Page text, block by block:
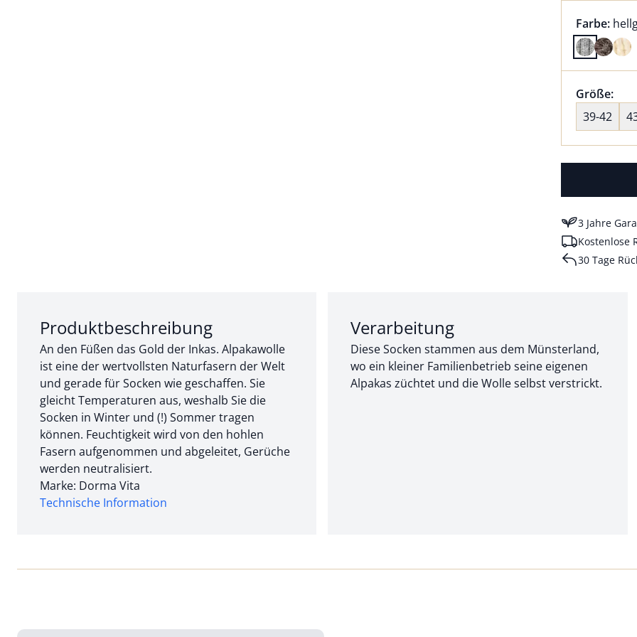
Farbe:
Farbe
Größe:
39-42
3 Jahre
Kostenlose
30 Tage
Abschnitt 1 von 3:
Produktbeschreibung
An den Füßen das Gold der Inkas. Alpakawolle
ist eine der wertvollsten Naturfasern der Welt
und gerade für Socken wie geschaffen. Sie
gleicht Temperaturen aus, weshalb Sie die
Socken in Winter und (!) Sommer tragen
können. Feuchtigkeit wird von den hohlen
Fasern aufgenommen und abgeleitet, Gerüche
werden neutralisiert.
Marke: Dorma Vita
Technische Information
Abschnitt 2 von 3:
Verarbeitung
Diese Socken stammen aus dem Münsterland,
wo ein kleiner Familienbetrieb seine eigenen
Alpakas züchtet und die Wolle selbst verstrickt.